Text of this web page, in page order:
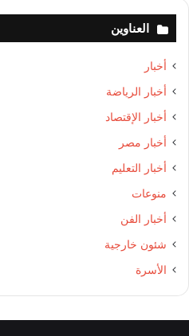
العناوين
أخبار
أخبار الرياضة
أخبار الإقتصاد
أخبار مصر
أخبار التعليم
منوعات
أخبار الفن
شئون خارجية
الأسرة